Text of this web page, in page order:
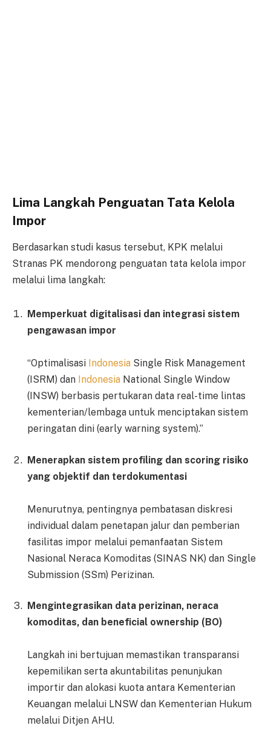
Lima Langkah Penguatan Tata Kelola
Impor
Berdasarkan studi kasus tersebut, KPK melalui
Stranas PK mendorong penguatan tata kelola impor
melalui lima langkah:
Memperkuat digitalisasi dan integrasi sistem
pengawasan impor
“Optimalisasi Indonesia Single Risk Management
(ISRM) dan Indonesia National Single Window
(INSW) berbasis pertukaran data real-time lintas
kementerian/lembaga untuk menciptakan sistem
peringatan dini (early warning system).”
Menerapkan sistem profiling dan scoring risiko
yang objektif dan terdokumentasi
Menurutnya, pentingnya pembatasan diskresi
individual dalam penetapan jalur dan pemberian
fasilitas impor melalui pemanfaatan Sistem
Nasional Neraca Komoditas (SINAS NK) dan Single
Submission (SSm) Perizinan.
Mengintegrasikan data perizinan, neraca
komoditas, dan beneficial ownership (BO)
Langkah ini bertujuan memastikan transparansi
kepemilikan serta akuntabilitas penunjukan
importir dan alokasi kuota antara Kementerian
Keuangan melalui LNSW dan Kementerian Hukum
melalui Ditjen AHU.